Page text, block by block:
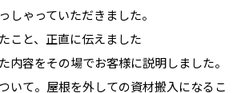
しゃっていただきました。
こと、正直に伝えました
内容をその場でお客様に説明しました。
いて。屋根を外しての資材搬入になるこ